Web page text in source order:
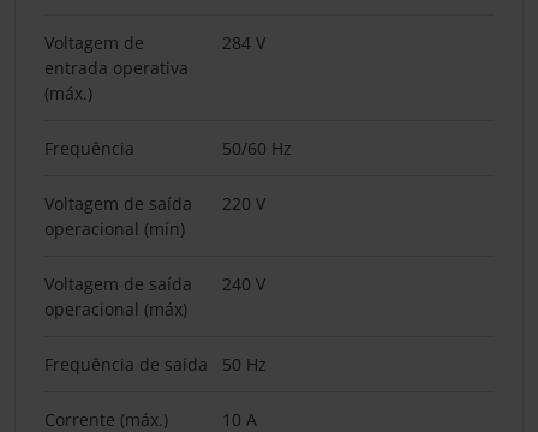
Voltagem de
entrada operativa
(máx.)
284 V
Frequência 50/60 Hz
Voltagem de saída
operacional (mín)
220 V
Voltagem de saída
operacional (máx)
240 V
Frequência de saída 50 Hz
Corrente (máx.) 10 A